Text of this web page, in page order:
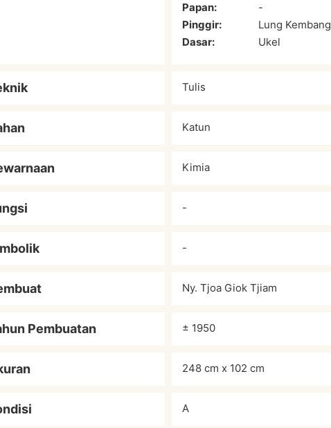
Papan:
-
Pinggir:
Lung Kembang
Dasar:
Ukel
Tulis
Katun
Kimia
-
-
Ny. Tjoa Giok Tjiam
Pembuatan ± 1950
248 cm x 102 cm
A